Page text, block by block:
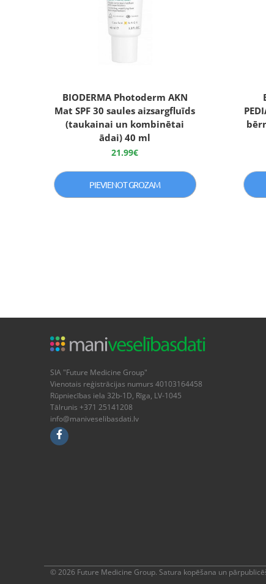
BIODERMA Photoderm AKN
Mat SPF 30 saules aizsargfluīds
(taukainai un kombinētai
ādai) 40 ml
21.99€
PIEVIENOT GROZAM
SIA "Future Medicine Group"
Vienotais reģistrācijas numurs 40103164458
Rūpniecības iela 32b-1D, Rīga, LV-1045
Tālrunis +371 25141208
info@maniveselibasdati.lv
© 2026 Future Medicine Group. Satura kopēšana un